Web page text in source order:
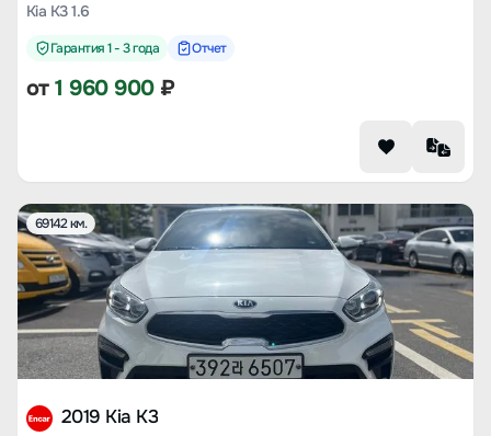
Kia K3 1.6
Гарантия 1 - 3 года Отчет
от1 960 900₽
69142 км.
2019 Kia K3